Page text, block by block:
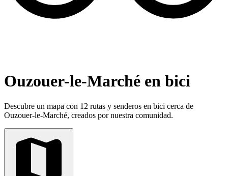
Ouzouer-le-Marché en bici
Descubre un mapa con 12 rutas y senderos en bici cerca de
Ouzouer-le-Marché, creados por nuestra comunidad.